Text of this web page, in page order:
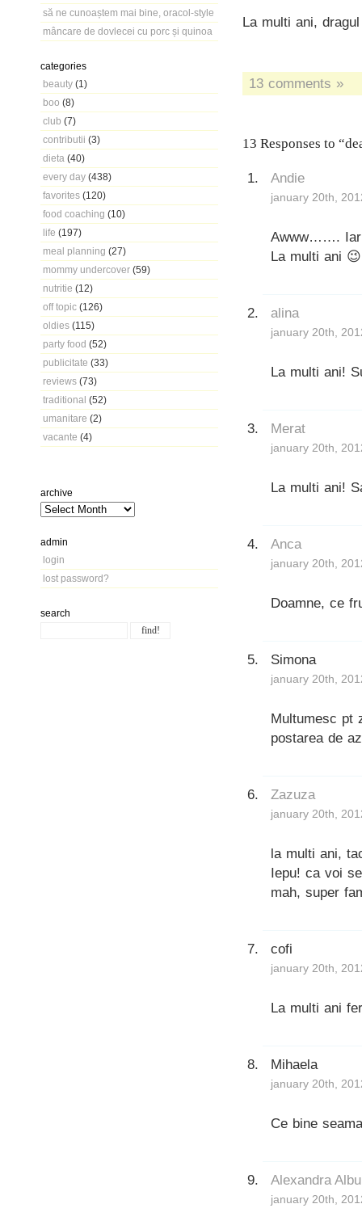
să ne cunoaștem mai bine, oracol-style
mâncare de dovlecei cu porc și quinoa
categories
beauty (1)
boo (8)
club (7)
contributii (3)
dieta (40)
every day (438)
favorites (120)
food coaching (10)
life (197)
meal planning (27)
mommy undercover (59)
nutritie (12)
off topic (126)
oldies (115)
party food (52)
publicitate (33)
reviews (73)
traditional (52)
umanitare (2)
vacante (4)
archive
admin
login
lost password?
search
La multi ani,
13 comments »
13 Responses to
Andie
january 20th,
Awww……. Iar
La multi ani 😉
alina
january 20th,
La multi ani!
Merat
january 20th,
La multi ani!
Anca
january 20th,
Doamne, ce
Simona
january 20th,
Multumesc pt
postarea de
Zazuza
january 20th,
la multi ani,
Iepu! ca voi
mah, super
cofi
january 20th,
La multi ani
Mihaela
january 20th,
Ce bine
Alexandra Albu
january 20th,